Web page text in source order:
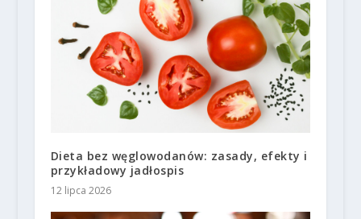
Dieta bez węglowodanów: zasady, efekty i
przykładowy jadłospis
12 lipca 2026